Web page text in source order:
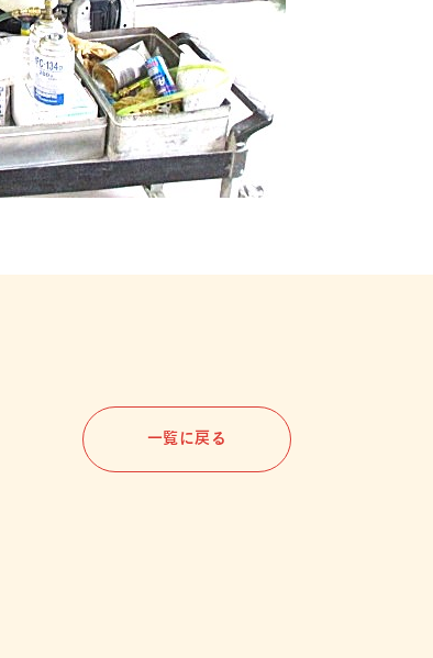
一覧に戻る